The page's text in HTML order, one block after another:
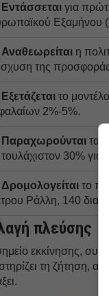
Εντάσσεται για
Εξαμήνου
Αναθεωρείται η
της προσφοράς
Εξετάζεται το
2%-5%.
Παραχωρούνται τα
30% για
Δρομολογείται το
Ράλλη, 140
πλεύσης
εκκίνησης,
τη ζήτηση,